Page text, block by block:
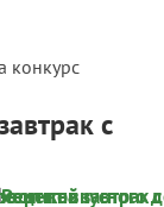
конкурс
с